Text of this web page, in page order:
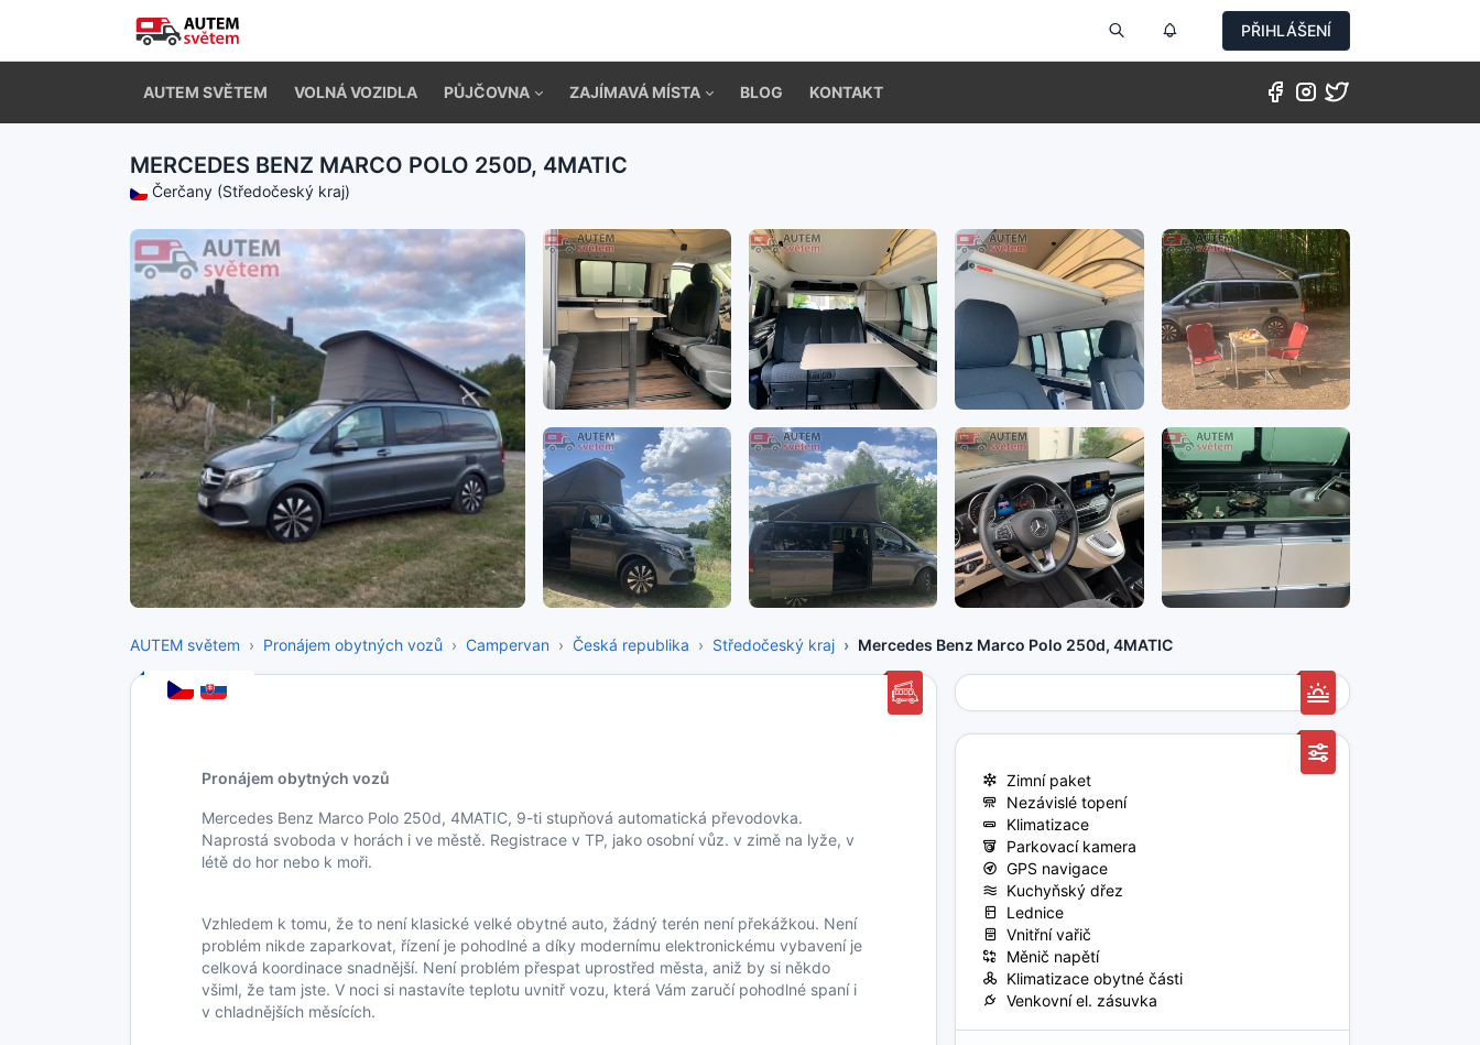
PŘIHLÁŠENÍ
AUTEM SVĚTEM VOLNÁ VOZIDLA PŮJČOVNA ZAJÍMAVÁ MÍSTA BLOG KONTAKT
MERCEDES BENZ MARCO POLO 250D, 4MATIC
Čerčany (Středočeský kraj)
AUTEM světem Pronájem obytných vozů Campervan Česká republika Středočeský kraj Mercedes Benz Marco Polo 250d, 4MATIC
Pronájem obytných vozů
Mercedes Benz Marco Polo 250d, 4MATIC, 9-ti stupňová automatická převodovka.
Naprostá svoboda v horách i ve městě. Registrace v TP, jako osobní vůz. v zimě na lyže, v
létě do hor nebo k moři.
Vzhledem k tomu, že to není klasické velké obytné auto, žádný terén není překážkou. Není
problém nikde zaparkovat, řízení je pohodlné a díky modernímu elektronickému vybavení je
celková koordinace snadnější. Není problém přespat uprostřed města, aniž by si někdo
všiml, že tam jste. V noci si nastavíte teplotu uvnitř vozu, která Vám zaručí pohodlné spaní i
v chladnějších měsících.
Zimní paket
Nezávislé topení
Klimatizace
Parkovací kamera
GPS navigace
Kuchyňský dřez
Lednice
Vnitřní vařič
Měnič napětí
Klimatizace obytné části
Venkovní el. zásuvka